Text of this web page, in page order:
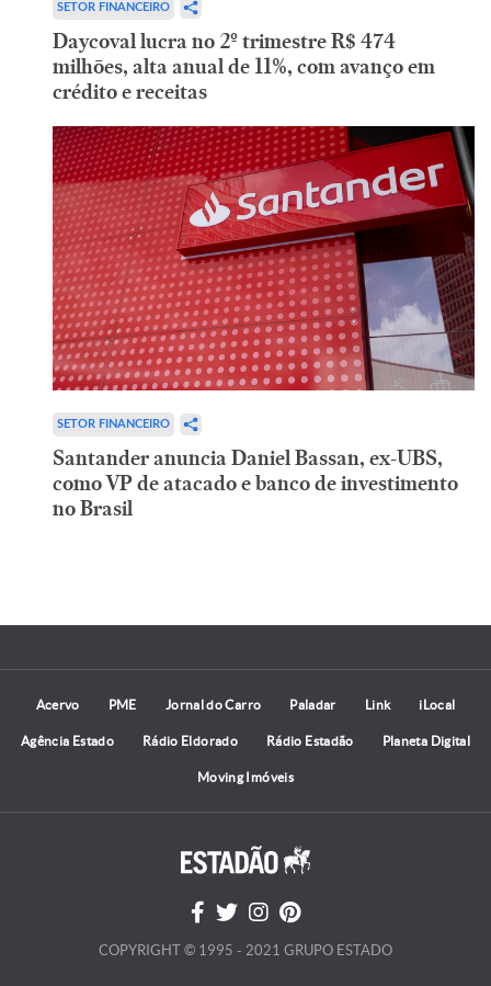
SETOR FINANCEIRO
Daycoval lucra no 2º trimestre R$ 474
milhões, alta anual de 11%, com avanço em
crédito e receitas
SETOR FINANCEIRO
Santander anuncia Daniel Bassan, ex-UBS,
como VP de atacado e banco de investimento
no Brasil
Acervo PME Jornal do Carro Paladar Link iLocal
Agência Estado Rádio Eldorado Rádio Estadão Planeta Digital
Moving Imóveis
COPYRIGHT © 1995 - 2021 GRUPO ESTADO